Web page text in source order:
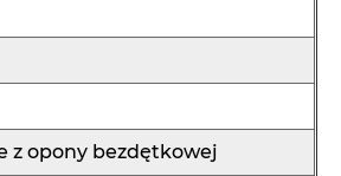
z opony bezdętkowej